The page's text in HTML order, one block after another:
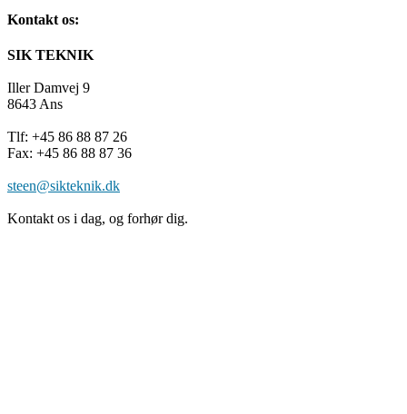
Kontakt os:
SIK TEKNIK
Iller Damvej 9
8643 Ans
Tlf: +45 86 88 87 26
Fax: +45 86 88 87 36
steen@sikteknik.dk
Kontakt os i dag, og forhør dig.